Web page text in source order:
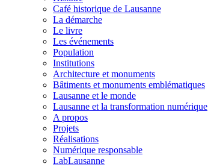
Café historique de Lausanne
La démarche
Le livre
Les événements
Population
Institutions
Architecture et monuments
Bâtiments et monuments emblématiques
Lausanne et le monde
Lausanne et la transformation numérique
A propos
Projets
Réalisations
Numérique responsable
LabLausanne